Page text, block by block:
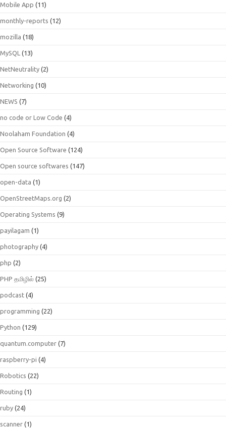
Mobile App (11)
monthly-reports (12)
mozilla (18)
MySQL (13)
NetNeutrality (2)
Networking (10)
NEWS (7)
no code or Low Code (4)
Noolaham Foundation (4)
Open Source Software (124)
Open source softwares (147)
open-data (1)
OpenStreetMaps.org (2)
Operating Systems (9)
payilagam (1)
photography (4)
php (2)
PHP தமிழில் (25)
podcast (4)
programming (22)
Python (129)
quantum.computer (7)
raspberry-pi (4)
Robotics (22)
Routing (1)
ruby (24)
scanner (1)